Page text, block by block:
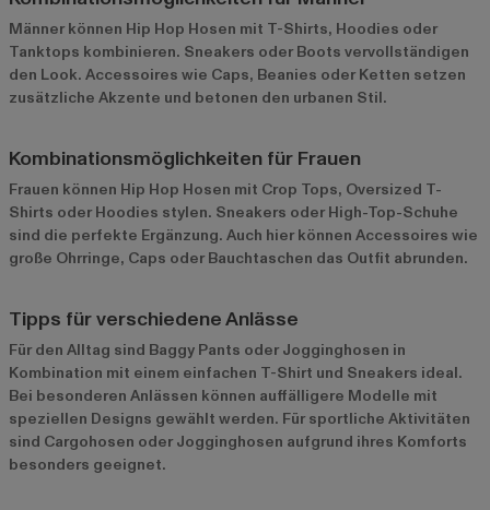
Männer können Hip Hop Hosen mit T-Shirts, Hoodies oder
Tanktops kombinieren. Sneakers oder Boots vervollständigen
den Look. Accessoires wie Caps, Beanies oder Ketten setzen
zusätzliche Akzente und betonen den urbanen Stil.
Kombinationsmöglichkeiten für Frauen
Frauen können Hip Hop Hosen mit Crop Tops, Oversized T-
Shirts oder Hoodies stylen. Sneakers oder High-Top-Schuhe
sind die perfekte Ergänzung. Auch hier können Accessoires wie
große Ohrringe, Caps oder Bauchtaschen das Outfit abrunden.
Tipps für verschiedene Anlässe
Für den Alltag sind Baggy Pants oder Jogginghosen in
Kombination mit einem einfachen T-Shirt und Sneakers ideal.
Bei besonderen Anlässen können auffälligere Modelle mit
speziellen Designs gewählt werden. Für sportliche Aktivitäten
sind Cargohosen oder Jogginghosen aufgrund ihres Komforts
besonders geeignet.